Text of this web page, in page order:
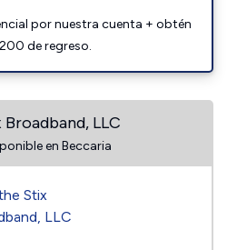
por nuestra cuenta + obtén
de regreso.
LLC
en Beccaria